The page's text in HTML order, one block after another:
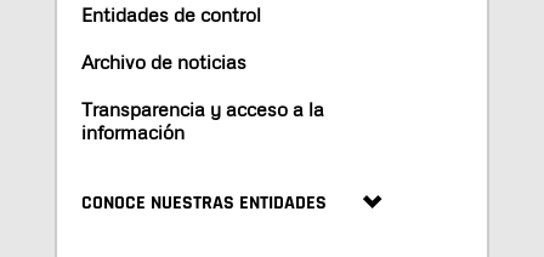
Entidades de control
Archivo de noticias
Transparencia y acceso a la
información
CONOCE NUESTRAS ENTIDADES